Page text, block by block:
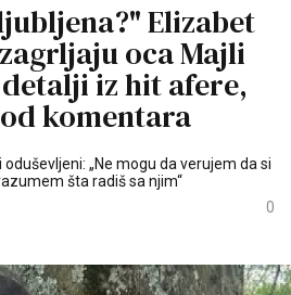
Elizabet
oca Majli
iz hit afere,
komentara
oduševljeni: „Ne mogu da verujem da si
šta radiš sa njim“
0